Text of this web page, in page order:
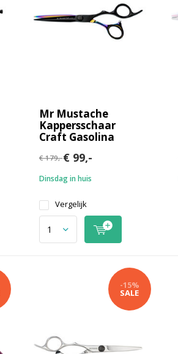
Mr Mustache
Kappersschaar
Craft Gasolina
€ 179,-€ 99,-
Dinsdag in huis
Vergelijk
-15%
SALE